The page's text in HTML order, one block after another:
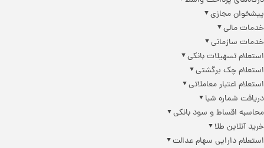
پیشخوان مجازی
خدمات مالی
خدمات سازمانی
استعلام تسهیلات بانکی
استعلام چک برگشتی
استعلام اعتبار معاملاتی
دریافت شماره شبا
محاسبه اقساط و سود بانکی
خرید آنلاین طلا
استعلام دارایی سهام عدالت